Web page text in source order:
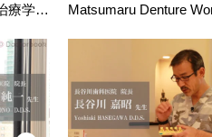
日本大学松戸歯学部 歯周治療学講座 Matsumaru Denture